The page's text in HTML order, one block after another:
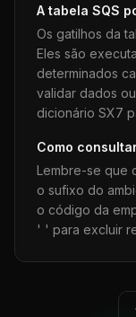
A tabela SQS
Os gatilhos da
Eles são
determinados
validar dados
dicionário SX7
Como
Lembre-se que
o sufixo do
o código da
' ' para excluir